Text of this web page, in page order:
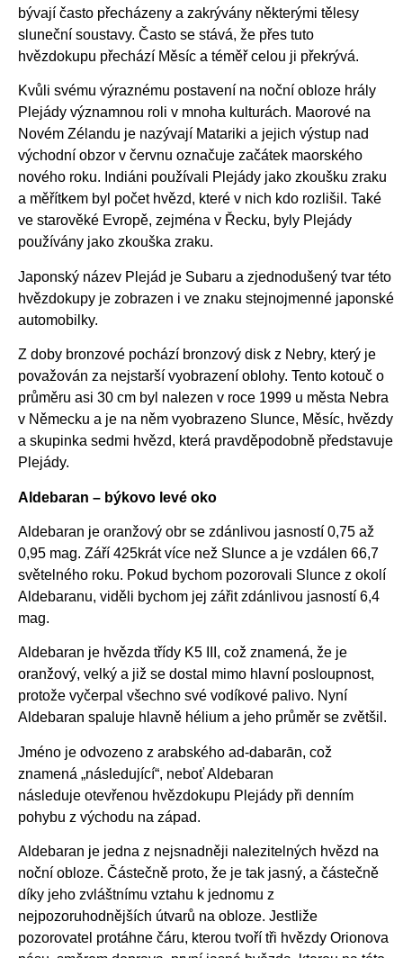
bývají často přecházeny a zakrývány některými tělesy
sluneční soustavy. Často se stává, že přes tuto
hvězdokupu přechází Měsíc a téměř celou ji překrývá.
Kvůli svému výraznému postavení na noční obloze hrály
Plejády významnou roli v mnoha kulturách. Maorové na
Novém Zélandu je nazývají Matariki a jejich výstup nad
východní obzor v červnu označuje začátek maorského
nového roku. Indiáni používali Plejády jako zkoušku zraku
a měřítkem byl počet hvězd, které v nich kdo rozlišil. Také
ve starověké Evropě, zejména v Řecku, byly Plejády
používány jako zkouška zraku.
Japonský název Plejád je Subaru a zjednodušený tvar této
hvězdokupy je zobrazen i ve znaku stejnojmenné japonské
automobilky.
Z doby bronzové pochází bronzový disk z Nebry, který je
považován za nejstarší vyobrazení oblohy. Tento kotouč o
průměru asi 30 cm byl nalezen v roce 1999 u města Nebra
v Německu a je na něm vyobrazeno Slunce, Měsíc, hvězdy
a skupinka sedmi hvězd, která pravděpodobně představuje
Plejády.
Aldebaran – býkovo levé oko
Aldebaran je oranžový obr se zdánlivou jasností 0,75 až
0,95 mag. Září 425krát více než Slunce a je vzdálen 66,7
světelného roku. Pokud bychom pozorovali Slunce z okolí
Aldebaranu, viděli bychom jej zářit zdánlivou jasností 6,4
mag.
Aldebaran je hvězda třídy K5 III, což znamená, že je
oranžový, velký a již se dostal mimo hlavní posloupnost,
protože vyčerpal všechno své vodíkové palivo. Nyní
Aldebaran spaluje hlavně hélium a jeho průměr se zvětšil.
Jméno je odvozeno z arabského ad-dabarān, což
znamená „následující“, neboť Aldebaran
následuje otevřenou hvězdokupu Plejády při denním
pohybu z východu na západ.
Aldebaran je jedna z nejsnadněji nalezitelných hvězd na
noční obloze. Částečně proto, že je tak jasný, a částečně
díky jeho zvláštnímu vztahu k jednomu z
nejpozoruhodnějších útvarů na obloze. Jestliže
pozorovatel protáhne čáru, kterou tvoří tři hvězdy Orionova